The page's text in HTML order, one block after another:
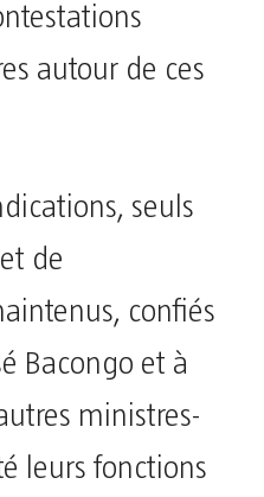
autour de ces
seuls
de
confiés
Bacongo et à
ministres-
leurs fonctions